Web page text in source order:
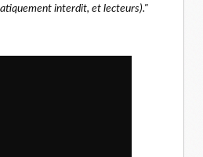
interdit, et lecteurs)."